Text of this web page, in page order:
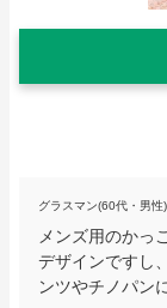
グラスマン(60代・男性)
メンズ用のかっ
デザインですし
ンツやチノパン